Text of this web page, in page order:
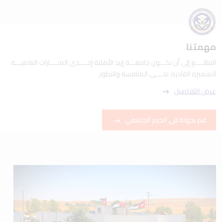
مهمتنا
التطلــــع إلى أن تكـــون جامعـــة إربد الأهلية إحــــدى المنــــارات العلميـــة
المتميزة القادرة علــــى المنافسة والتطور.
عرض التفاصيل
قم بجولة في الحرم الجامعي